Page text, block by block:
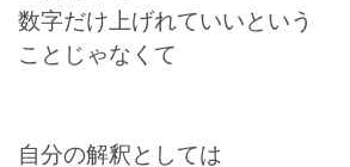
数字だけ上げれていいという
ことじゃなくて
自分の解釈としては